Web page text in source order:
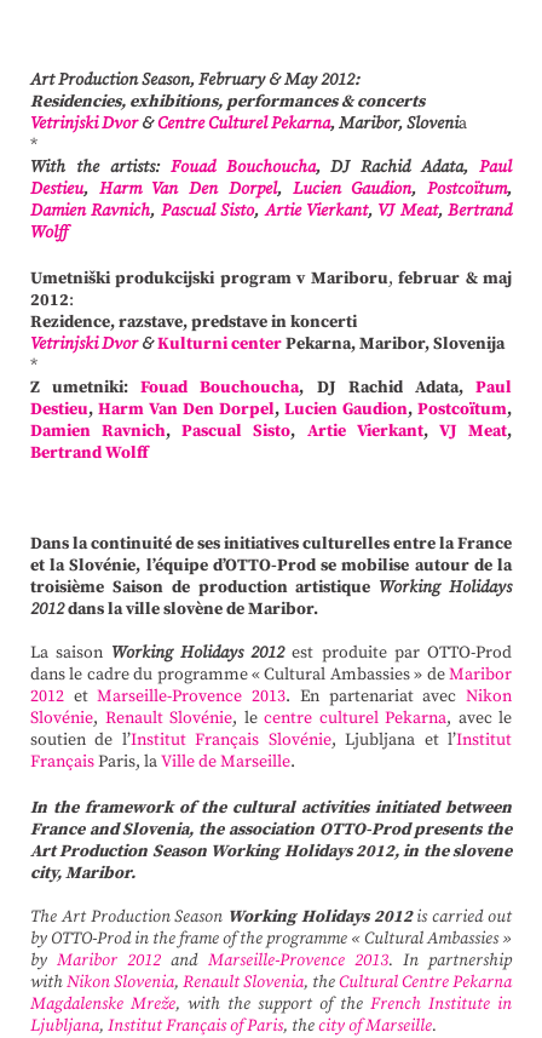
Art Production Season, February & May2012:
Residencies, exhibitions, performances & concerts
Vetrinjski Dvor&Centre Culturel Pekarna, Maribor, Slovenia
*
With the artists: Fouad Bouchoucha, DJ Rachid Adata, Paul
Destieu, Harm Van Den Dorpel, Lucien Gaudion,Postcoïtum,
Damien Ravnich, Pascual Sisto,Artie Vierkant, VJ Meat, Bertrand
Wolff
Umetniški produkcijski program v Mariboru,februar & maj
2012:
Rezidence, razstave, predstave in koncerti
Vetrinjski Dvor&Kulturni centerPekarna,Maribor, Slovenija
*
Z umetniki:Fouad Bouchoucha, DJ Rachid Adata,Paul
Destieu, Harm Van Den Dorpel, Lucien Gaudion, Postcoïtum,
Damien Ravnich,Pascual Sisto, Artie Vierkant, VJ Meat,
Bertrand Wolff
Dans la continuité de ses initiatives culturelles entre la France
et la Slovénie, l’équipe d’OTTO-Prod se mobilise autour de la
troisième Saison de production artistique Working Holidays
2012dans la ville slovène de Maribor.
La saison Working Holidays 2012est produite par OTTO-Prod
dans le cadre du programme « Cultural Ambassies » deMaribor
2012 etMarseille-Provence 2013. En partenariat avecNikon
Slovénie, Renault Slovénie, le centre culturel Pekarna, avec le
soutien de l’Institut Français Slovénie, Ljubljana et l’Institut
FrançaisParis, laVille de Marseille.
In the framework of the cultural activities initiated between
France and Slovenia, the association OTTO-Prod presents the
Art Production Season Working Holidays 2012, in the slovene
city, Maribor.
The Art Production Season Working Holidays 2012is carried out
by OTTO-Prod in the frame of the programme « Cultural Ambassies »
byMaribor 2012 and Marseille-Provence 2013. In partnership
withNikon Slovenia, Renault Slovenia, theCultural Centre Pekarna
Magdalenske Mreže, with the support of the French Institute in
Ljubljana, Institut Français of Paris, thecity of Marseille.